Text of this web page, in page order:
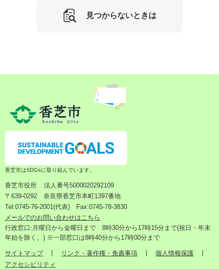
見つからないときは
香芝市はSDGsに取り組んでいます。
香芝市役所
法人番号5000020292109
〒639-0292 奈良県香芝市本町1397番地
Tel:0745-76-2001(代表) Fax:0745-78-3830
メールでのお問い合わせはこちら
行政窓口:月曜日から金曜日まで 8時30分から17時15分まで(祝日・年末
年始を除く。) ※一部窓口は8時40分から17時00分まで
サイトマップ リンク・著作権・免責事項
個人情報保護
アクセシビリティ